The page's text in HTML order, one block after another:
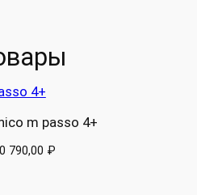
m passo 4+
790,00 ₽